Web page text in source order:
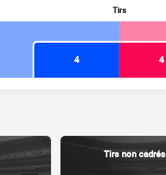
Tirs
4
4
Tirs non cadrés